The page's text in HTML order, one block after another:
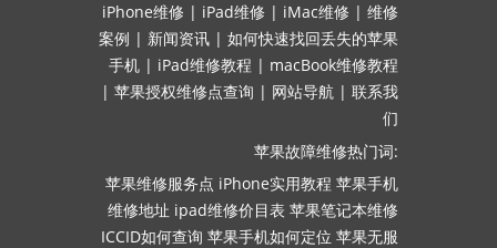
iPhone维修 | iPad维修 | iMac维修 | 维修
案例 | 新闻资讯 | 如何快速找回丢失的苹果
手机 | iPad维修教程 | macBook维修教程
| 苹果授权维修点查询 | 网站导航 | 联系我
们
苹果故障维修热门词:
苹果维修服务点 iPhone实用教程 苹果手机
维修地址 ipad维修价目表 苹果笔记本维修
ICCID如何查询 苹果手机如何定位 苹果无服